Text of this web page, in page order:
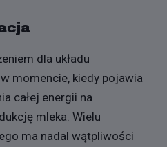
dla układu
momencie, kiedy pojawia
całej energii na
mleka. Wielu
ma nadal wątpliwości